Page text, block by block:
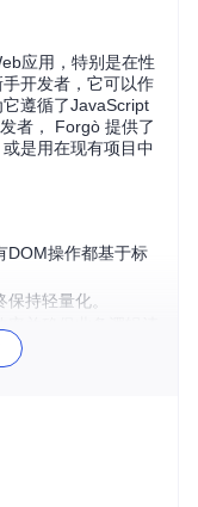
应用，特别是在性
开发者，它可以作
遵循了JavaScript
者， Forgò 提供了
是用在现有项目中
DOM操作都基于标
持轻量化。
理。